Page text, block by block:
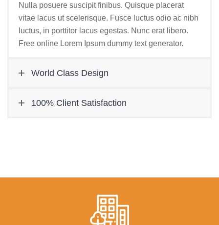
Nulla posuere suscipit finibus. Quisque placerat
vitae lacus ut scelerisque. Fusce luctus odio ac nibh
luctus, in porttitor lacus egestas. Nunc erat libero.
Free online Lorem Ipsum dummy text generator.
World Class Design
100% Client Satisfaction